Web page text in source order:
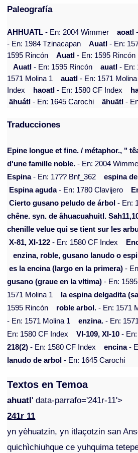
Paleografía
AHHUATL - En: 2004 Wimmer aoatl
- En: 1984 Tzinacapan
Auatl - En:
1595 Rincón
Auatl - En: 1595 Rincón
Auatl - En: 1595 Rincón auatl - En:
1571 Molina 1
auatl - En: 1571
Index
haoatl - En: 1580 CF Index
ähuátl - En: 1645 Carochi ähuätl -
Traducciones
Epine longue et fine. / métaphor., "
d'une famille noble. - En: 2004
Espina- En: 17?? Bnf_362 espina
Espina aguda- En: 1780 Clavijero
Cierto gusano peludo de árbol - En:
chêne. syn. de âhuacuahuitl.
chenille velue qui se tient sur les
X-81, XI-122 - En: 1580 CF Index
enzina, roble, gusano lanudo o
es la encina (largo en la primera) -
gusano (graue en la vltima) - En:
1571 Molina 1
la espina delgadita
1595 Rincón
roble arbol. - En: 1571
- En: 1571 Molina 1
enzina. - En:
En: 1580 CF Index
VI-109, XI-10 -
218(2) - En: 1580 CF Index encina-
lanudo de arbol - En: 1645 Carochi
Textos en Temoa
ahuatl' data-parrafo='241r-11'>
241r 11
yn yèhuatzin, yn itlaçotzin san
quichìchiuhque ce yuhquima